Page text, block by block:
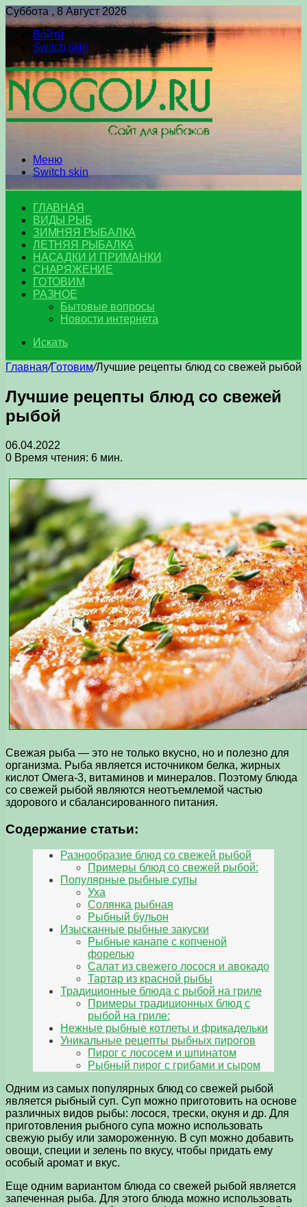
Суббота , 8 Август 2026
Войти
Switch skin
Меню
Switch skin
ГЛАВНАЯ
ВИДЫ РЫБ
ЗИМНЯЯ РЫБАЛКА
ЛЕТНЯЯ РЫБАЛКА
НАСАДКИ И ПРИМАНКИ
СНАРЯЖЕНИЕ
ГОТОВИМ
РАЗНОЕ
Бытовые вопросы
Новости интернета
Искать
Главная/Готовим/Лучшие рецепты блюд со свежей рыбой
Лучшие рецепты блюд со свежей
рыбой
06.04.2022
0 Время чтения: 6 мин.
Свежая рыба — это не только вкусно, но и полезно для
организма. Рыба является источником белка, жирных
кислот Омега-3, витаминов и минералов. Поэтому блюда
со свежей рыбой являются неотъемлемой частью
здорового и сбалансированного питания.
Содержание статьи:
Разнообразие блюд со свежей рыбой
Примеры блюд со свежей рыбой:
Популярные рыбные супы
Уха
Солянка рыбная
Рыбный бульон
Изысканные рыбные закуски
Рыбные канапе с копченой
форелью
Салат из свежего лосося и авокадо
Тартар из красной рыбы
Традиционные блюда с рыбой на гриле
Примеры традиционных блюд с
рыбой на гриле:
Нежные рыбные котлеты и фрикадельки
Уникальные рецепты рыбных пирогов
Пирог с лососем и шпинатом
Рыбный пирог с грибами и сыром
Одним из самых популярных блюд со свежей рыбой
является рыбный суп. Суп можно приготовить на основе
различных видов рыбы: лосося, трески, окуня и др. Для
приготовления рыбного супа можно использовать
свежую рыбу или замороженную. В суп можно добавить
овощи, специи и зелень по вкусу, чтобы придать ему
особый аромат и вкус.
Еще одним вариантом блюда со свежей рыбой является
запеченная рыба. Для этого блюда можно использовать